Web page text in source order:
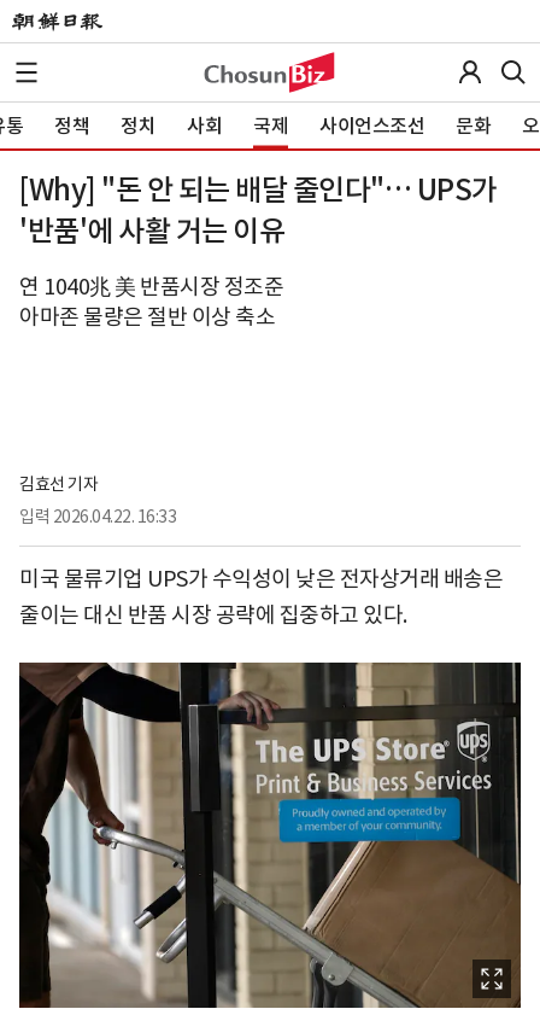
통 정책 정치 사회 국제 사이언스조선 문화
[Why] "돈 안 되는 배달 줄인다"… UPS가
'반품'에 사활 거는 이유
연 1040兆 美 반품시장 정조준
아마존 물량은 절반 이상 축소
김효선 기자
입력 2026.04.22. 16:33
미국 물류기업 UPS가 수익성이 낮은 전자상거래 배송은
줄이는 대신 반품 시장 공략에 집중하고 있다.